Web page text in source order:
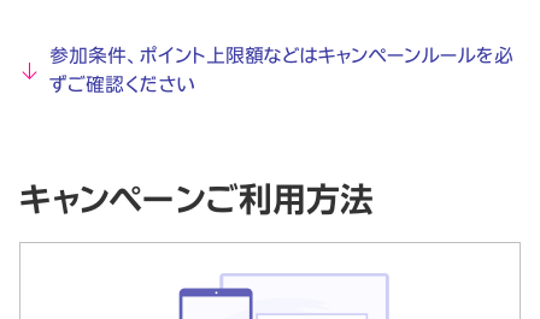
参加条件、ポイント上限額などはキャンペーンルールを必
ずご確認ください
キャンペーンご利用方法